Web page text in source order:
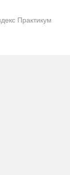
Практикум